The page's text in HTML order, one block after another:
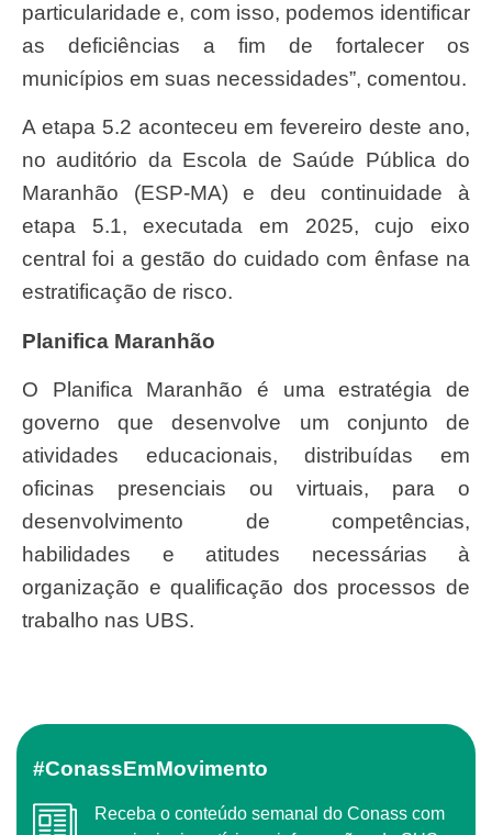
particularidade e, com isso, podemos identificar
as deficiências a fim de fortalecer os
municípios em suas necessidades”, comentou.
A etapa 5.2 aconteceu em fevereiro deste ano,
no auditório da Escola de Saúde Pública do
Maranhão (ESP-MA) e deu continuidade à
etapa 5.1, executada em 2025, cujo eixo
central foi a gestão do cuidado com ênfase na
estratificação de risco.
Planifica Maranhão
O Planifica Maranhão é uma estratégia de
governo que desenvolve um conjunto de
atividades educacionais, distribuídas em
oficinas presenciais ou virtuais, para o
desenvolvimento de competências,
habilidades e atitudes necessárias à
organização e qualificação dos processos de
trabalho nas UBS.
#ConassEmMovimento
Receba o conteúdo semanal do Conass com